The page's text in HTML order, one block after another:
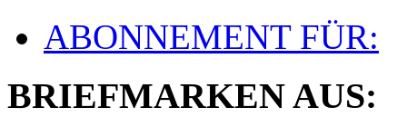
ABONNEMENT FÜR:
BRIEFMARKEN AUS: